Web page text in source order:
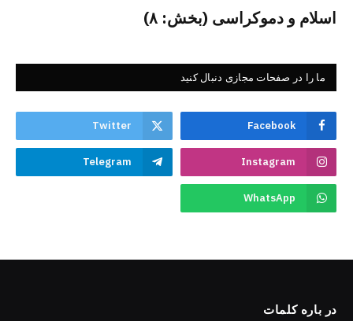
اسلام و دموکراسی (بخش: ۸)
ما را در صفحات مجازی دنبال کنید
Facebook
Twitter
Instagram
Telegram
WhatsApp
در باره کلمات